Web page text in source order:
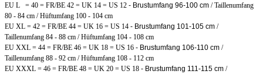
EU L = 40 = FR/BE 42 = UK 14 = US 12 - Brustumfang 96-100 cm / Taillenumfang
80 - 84 cm / Hüftumfang 100 - 104 cm
EU XL = 42 = FR/BE 44 = UK 16 = US 14 - Brustumfang 101-105 cm /
Taillenumfang 84 - 88 cm / Hüftumfang 104 - 108 cm
EU XXL = 44 = FR/BE 46 = UK 18 = US 16 - Brustumfang 106-110 cm /
Taillenumfang 88 - 92 cm / Hüftumfang 108 - 112 cm
EU XXXL = 46 = FR/BE 48 = UK 20 = US 18 - Brustumfang 111-115 cm /